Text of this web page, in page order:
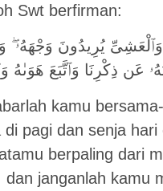
Swt berfirman:
يُرِيدُونَ وَجْهَهُۥ
عَن ذِكْرِنَا وَٱتَّبَعَ
kamu
di pagi dan senja
berpaling dari
dan janganlah kamu